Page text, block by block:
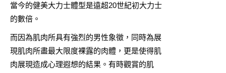
當今的健美大力士體型是遠超20世紀初大力士
的數倍。
而因為肌肉所具有強烈的男性象徵，同時為展
現肌肉所盡最大限度裸露的肉體，更是使得肌
肉展現造成心理遐想的結果。有時觀賞的肌